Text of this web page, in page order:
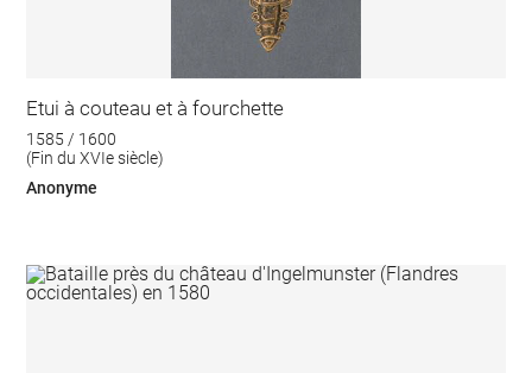
Etui à couteau et à fourchette
1585 / 1600
(Fin du XVIe siècle)
Anonyme